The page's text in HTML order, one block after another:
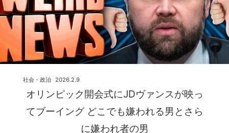
オリンピック開会式にJDヴァンスが映っ
てブーイング どこでも嫌われる男とさら
に嫌われ者の男
2026.2.9
社会・政治